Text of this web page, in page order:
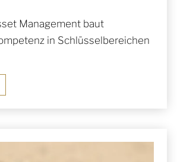
Management baut
in Schlüsselbereichen